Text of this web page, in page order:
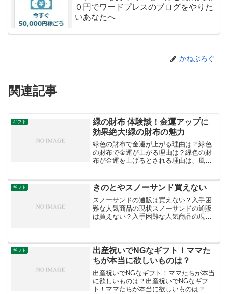
０円でワードプレスのブログをやりた
いあなたへ
かねぶろぐ
関連記事
ギフト
緑の財布 体験談！金運アップに
効果絶大!緑の財布の魅力
緑色の財布で金運が上がる理由は？緑色
の財布で金運が上がる理由は？緑色の財
布が金運を上げるとされる理由は、風水
栄を象徴する「木」の要素に関連してお
り、春や若々しさ、新しい...
ギフト きのとやスノーサンド買えない
スノーサンドの通販は買えない？入手困
難な人気商品の現状スノーサンドの通販
は買えない？入手困難な人気商品の現状
上の売り上げがあり、...
ギフト
出産祝いでNGなギフト！ママた
ちが本当に欲しいものは？
出産祝いでNGなギフト！ママたちが本当
に欲しいものは？出産祝いでNGなギフ
ト！ママたちが本当に欲しいものは？出